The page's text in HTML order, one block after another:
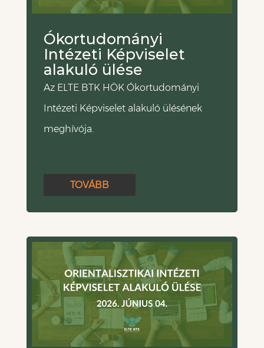
Ókortudományi
Intézeti Képviselet
alakuló ülése
Az ELTE BTK HÖK Ókortudományi
Intézeti Képviselet alakuló ülésének
meghívója.
TOVÁBB